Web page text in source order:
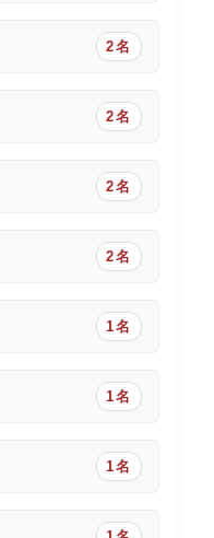
2名
2名
2名
2名
1名
1名
1名